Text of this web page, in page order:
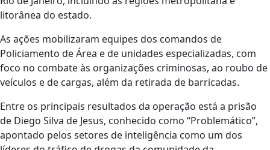
litorânea do estado.
As ações mobilizaram equipes dos comandos de
Policiamento de Área e de unidades especializadas, com
foco no combate às organizações criminosas, ao roubo de
veículos e de cargas, além da retirada de barricadas.
Entre os principais resultados da operação está a prisão
de Diego Silva de Jesus, conhecido como “Problemático”,
apontado pelos setores de inteligência como um dos